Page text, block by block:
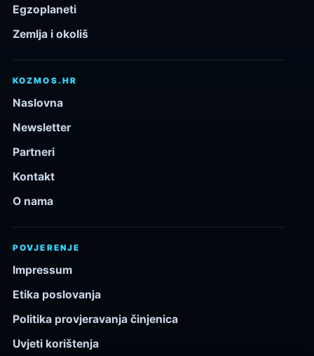
Egzoplaneti
Zemlja i okoliš
KOZMOS.HR
Naslovna
Newsletter
Partneri
Kontakt
O nama
POVJERENJE
Impressum
Etika poslovanja
Politika provjeravanja činjenica
Uvjeti korištenja